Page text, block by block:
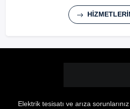
Elektrik tesisatı ve arıza